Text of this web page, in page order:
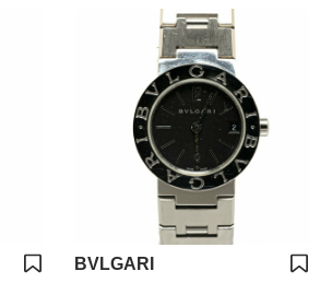
BVLGARI